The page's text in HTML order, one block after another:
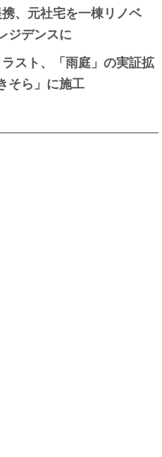
、元社宅を一棟リノベ
ジデンスに
スト、「雨庭」の実証拡
そら」に施工